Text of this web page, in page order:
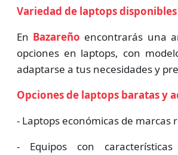
Variedad de laptops
En Bazareño encontrarás una
opciones en laptops, con
adaptarse a tus necesidades y
Opciones de laptops baratas y
- Laptops económicas de marcas
- Equipos con